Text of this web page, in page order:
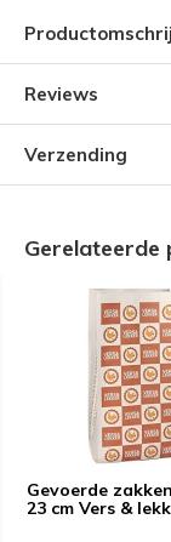
Reviews
Verzending
Gerelateerde
Gevoerde
23 cm Vers &